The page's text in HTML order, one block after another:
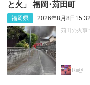
と火」 福岡･苅田町
福岡県 2026年8月8日15:32
苅田の火事
Rii@